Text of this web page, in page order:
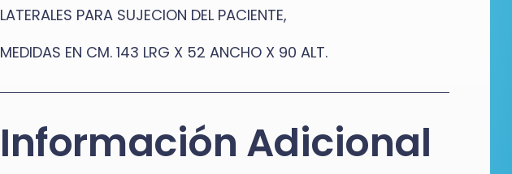
LATERALES PARA SUJECION DEL PACIENTE,
MEDIDAS EN CM. 143 LRG X 52 ANCHO X 90 ALT.
Información Adicional